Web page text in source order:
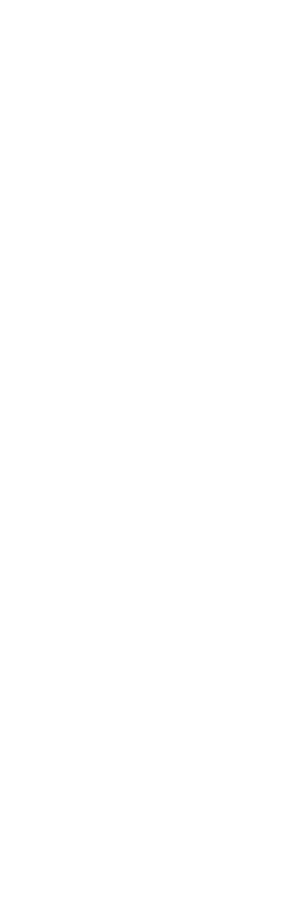
die deutsche
sich gewöhnlich in
beziehungsweise
im Ausland in das
Stelle beantragen:
Person
beziehungsweise
rechtliches Interesse an
in deren
verhindert, können Sie